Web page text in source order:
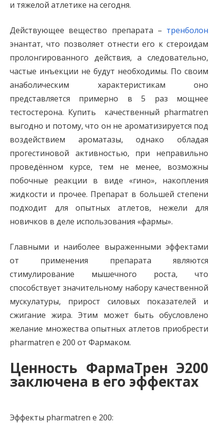
и тяжелой атлетике на сегодня.
Действующее вещество препарата – тренболон
энантат, что позволяет отнести его к стероидам
пролонгированного действия, а следовательно,
частые инъекции не будут необходимы. По своим
анаболическим характеристикам оно
представляется примерно в 5 раз мощнее
тестостерона. Купить качественный pharmatren
выгодно и потому, что он не ароматизируется под
воздействием ароматазы, однако обладая
прогестиновой активностью, при неправильно
проведённом курсе, тем не менее, возможны
побочные реакции в виде «гино», накопления
жидкости и прочее. Препарат в большей степени
подходит для опытных атлетов, нежели для
новичков в деле использования «фармы».
Главными и наиболее выраженными эффектами
от применения препарата являются
стимулирование мышечного роста, что
способствует значительному набору качественной
мускулатуры, прирост силовых показателей и
сжигание жира. Этим может быть обусловлено
желание множества опытных атлетов приобрести
pharmatren e 200 от Фармаком.
Ценность ФармаТрен Э200
заключена в его эффектах
Эффекты pharmatren e 200: